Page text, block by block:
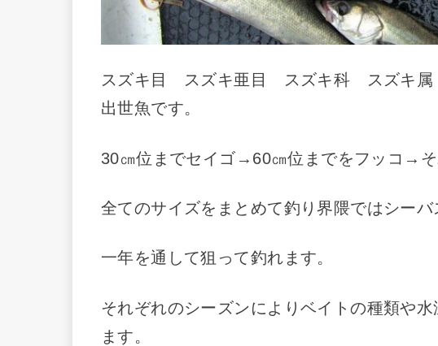
スズキ目 スズキ亜目 スズキ科 スズキ属
出世魚です。
30㎝位までセイゴ→60㎝位までをフッコ→そ
全てのサイズをまとめて釣り界隈ではシーバ
一年を通して狙って釣れます。
それぞれのシーズンによりベイトの種類や
ます。